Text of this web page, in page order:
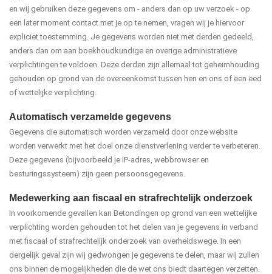
en wij gebruiken deze gegevens om - anders dan op uw verzoek - op
een later moment contact met je op te nemen, vragen wij je hiervoor
expliciet toestemming. Je gegevens worden niet met derden gedeeld,
anders dan om aan boekhoudkundige en overige administratieve
verplichtingen te voldoen. Deze derden zijn allemaal tot geheimhouding
gehouden op grond van de overeenkomst tussen hen en ons of een eed
of wettelijke verplichting.
Automatisch verzamelde gegevens
Gegevens die automatisch worden verzameld door onze website
worden verwerkt met het doel onze dienstverlening verder te verbeteren.
Deze gegevens (bijvoorbeeld je IP-adres, webbrowser en
besturingssysteem) zijn geen persoonsgegevens.
Medewerking aan fiscaal en strafrechtelijk onderzoek
In voorkomende gevallen kan Betondingen op grond van een wettelijke
verplichting worden gehouden tot het delen van je gegevens in verband
met fiscaal of strafrechtelijk onderzoek van overheidswege. In een
dergelijk geval zijn wij gedwongen je gegevens te delen, maar wij zullen
ons binnen de mogelijkheden die de wet ons biedt daartegen verzetten.